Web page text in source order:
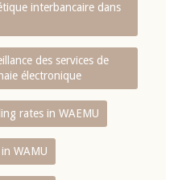
interbancaire dans
des services de
électronique
rates in WAEMU
WAMU